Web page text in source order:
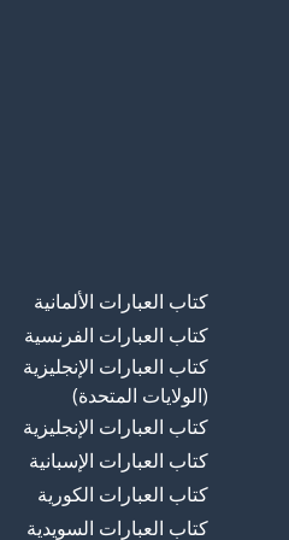
كتاب العبارات الألمانية
كتاب العبارات الفرنسية
كتاب العبارات الإنجليزية
(الولايات المتحدة)
كتاب العبارات الإنجليزية
كتاب العبارات الإسبانية
كتاب العبارات الكورية
كتاب العبارات السويدية